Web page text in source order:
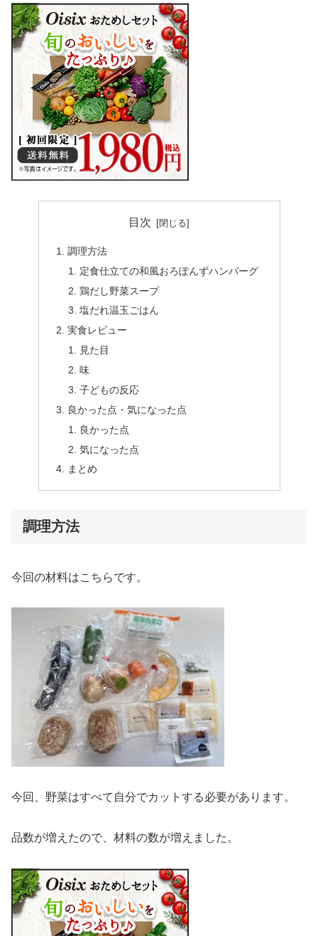
目次
調理方法
定食仕立ての和風おろぽんずハンバーグ
鶏だし野菜スープ
塩だれ温玉ごはん
実食レビュー
見た目
味
子どもの反応
良かった点・気になった点
良かった点
気になった点
まとめ
調理方法
今回の材料はこちらです。
今回、野菜はすべて自分でカットする必要があります。
品数が増えたので、材料の数が増えました。